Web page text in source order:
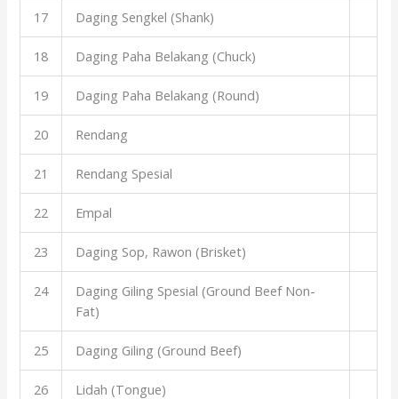
17 Daging Sengkel (Shank)
18 Daging Paha Belakang (Chuck)
19 Daging Paha Belakang (Round)
20 Rendang
21 Rendang Spesial
22 Empal
23 Daging Sop, Rawon (Brisket)
24
Daging Giling Spesial (Ground Beef Non-
Fat)
25 Daging Giling (Ground Beef)
26 Lidah (Tongue)